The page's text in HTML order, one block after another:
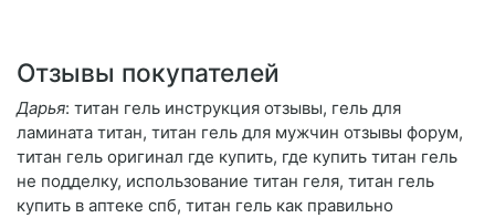
Отзывы покупателей
Дарья: титан гель инструкция отзывы, гель для
ламината титан, титан гель для мужчин отзывы форум,
титан гель оригинал где купить, где купить титан гель
не подделку, использование титан геля, титан гель
купить в аптеке спб, титан гель как правильно